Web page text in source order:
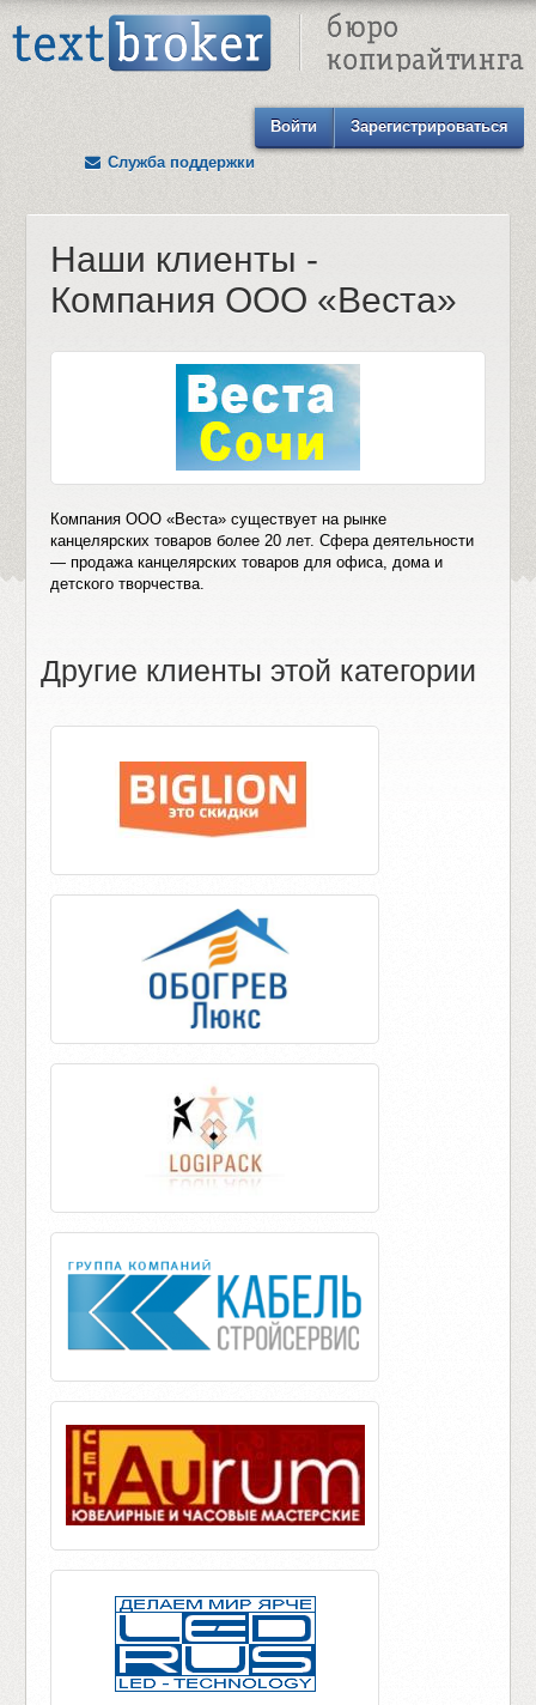
Войти
Зарегистрироваться
Служба поддержки
Наши клиенты -
Компания ООО «Веста»
Компания ООО «Веста» существует на рынке
канцелярских товаров более 20 лет. Сфера деятельности
— продажа канцелярских товаров для офиса, дома и
детского творчества.
Другие клиенты этой категории